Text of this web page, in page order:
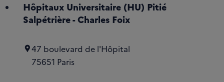
Hôpitaux Universitaire (HU) Pitié
Salpétrière - Charles Foix
47 boulevard de l'Hôpital
75651 Paris